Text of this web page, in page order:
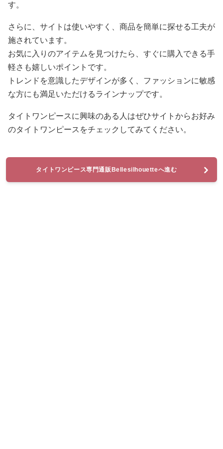
す。
さらに、サイトは使いやすく、商品を簡単に探せる工夫が
施されています。
お気に入りのアイテムを見つけたら、すぐに購入できる手
軽さも嬉しいポイントです。
トレンドを意識したデザインが多く、ファッションに敏感
な方にも満足いただけるラインナップです。
タイトワンピースに興味のある人はぜひサイトからお好み
のタイトワンピースをチェックしてみてください。
タイトワンピース専門通販Bellesilhouetteへ進む